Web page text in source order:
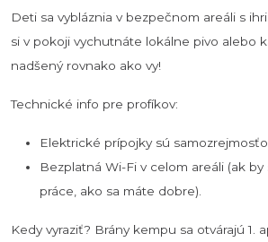
Deti sa vybláznia v bezpečnom areáli s
si v pokoji vychutnáte lokálne pivo alebo
nadšený rovnako ako vy!
Technické info pre profíkov:
Elektrické prípojky sú
Bezplatná Wi-Fi v celom areáli (ak
práce, ako sa máte dobre).
Kedy vyraziť? Brány kempu sa otvárajú 1.